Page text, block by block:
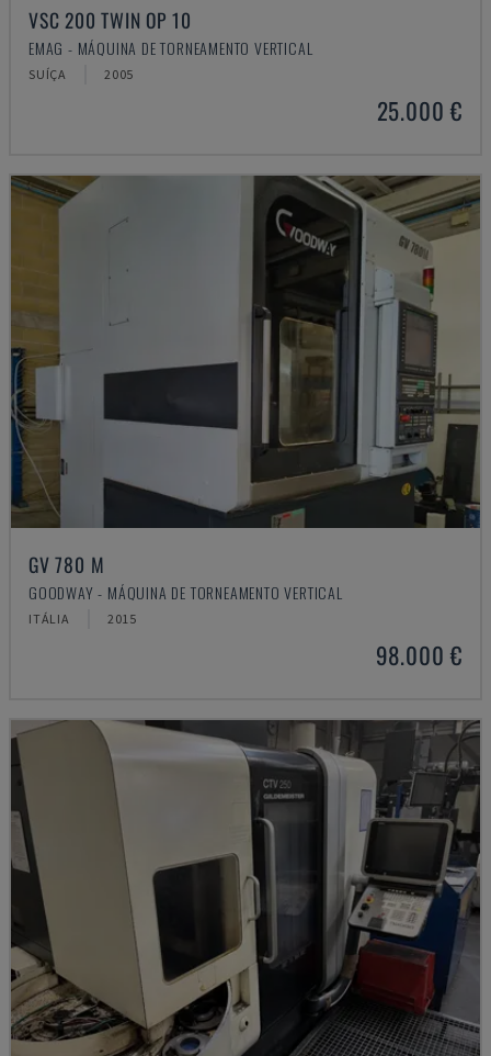
VSC 200 TWIN OP 10
EMAG - MÁQUINA DE TORNEAMENTO VERTICAL
SUÍÇA 2005
25.000 €
GV 780 M
GOODWAY - MÁQUINA DE TORNEAMENTO VERTICAL
ITÁLIA 2015
98.000 €